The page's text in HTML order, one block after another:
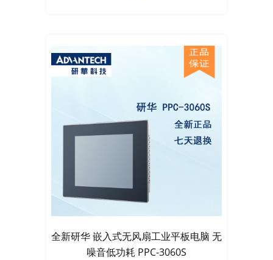
全新研华 嵌入式无风扇工业平板电脑 无
噪音低功耗 PPC-3060S